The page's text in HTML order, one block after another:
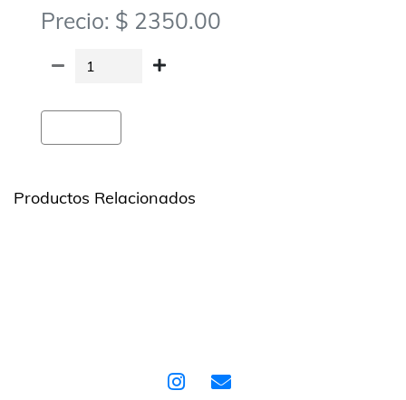
Precio: $ 2350.00
Productos Relacionados